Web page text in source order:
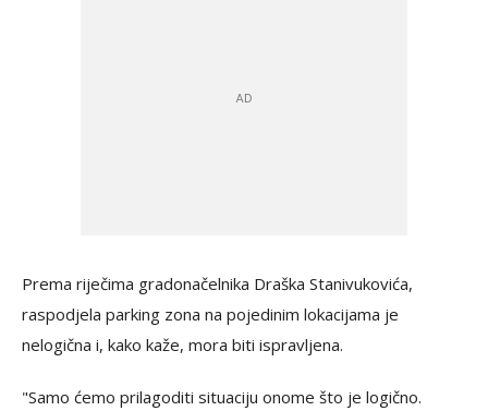
Prema riječima gradonačelnika Draška Stanivukovića,
raspodjela parking zona na pojedinim lokacijama je
nelogična i, kako kaže, mora biti ispravljena.
"Samo ćemo prilagoditi situaciju onome što je logično.